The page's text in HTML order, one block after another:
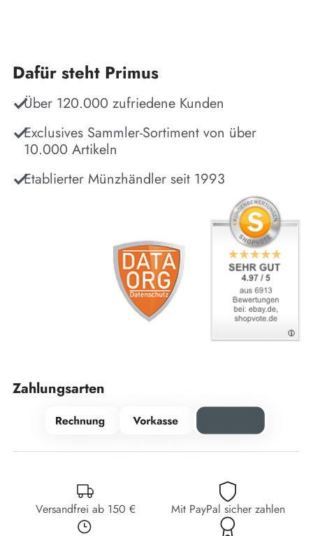
Dafür steht Primus
Über 120.000 zufriedene Kunden
Exclusives Sammler-Sortiment von über
10.000 Artikeln
Etablierter Münzhändler seit 1993
Zahlungsarten
Versandfrei ab 150 € Mit PayPal sicher zahlen